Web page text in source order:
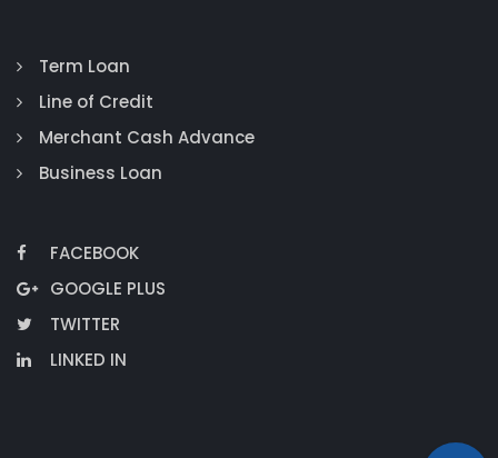
Term Loan
Line of Credit
Merchant Cash Advance
Business Loan
FACEBOOK
GOOGLE PLUS
TWITTER
LINKED IN